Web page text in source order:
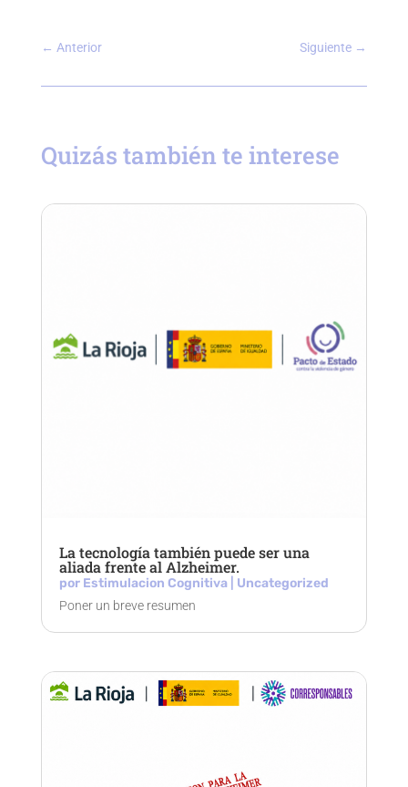
← Anterior Siguiente →
Quizás también te interese
La tecnología también puede ser una
aliada frente al Alzheimer.
por Estimulacion Cognitiva| Uncategorized
Poner un breve resumen